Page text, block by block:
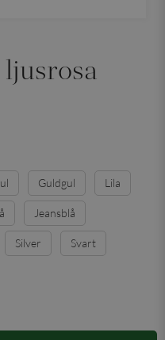
Guldgul Lila
Jeansblå
Silver Svart